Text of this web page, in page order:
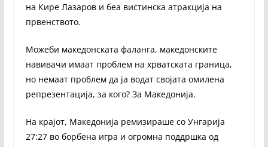
на Кире Лазаров и беа вистинска атракција на
првенството.
Можеби македонската фаланга, македонските
навивачи имаат проблем на хрватската граница,
но немаат проблем да ја водат својата омилена
репрезентација, за кого? За Македонија.
На крајот, Македонија ремизираше со Унгарија
27:27 во борбена игра и огромна поддршка од